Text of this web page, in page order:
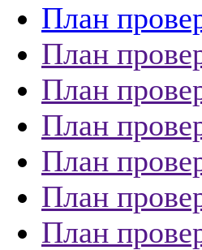
План
План
План
План
План
План
План